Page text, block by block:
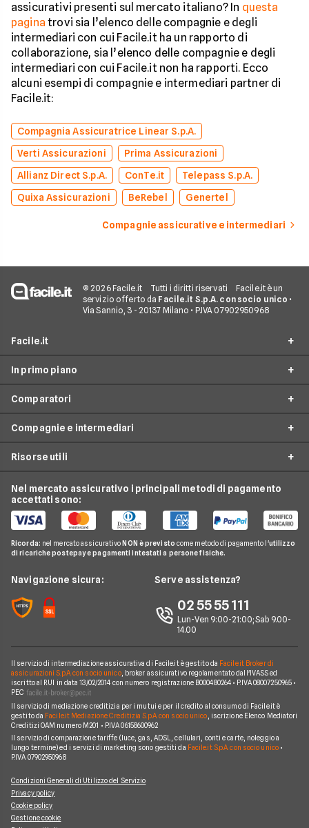
assicurativi presenti sul mercato italiano? In questa
pagina trovi sia l’elenco delle compagnie e degli
intermediari con cui Facile.it ha un rapporto di
collaborazione, sia l’elenco delle compagnie e degli
intermediari con cui Facile.it non ha rapporti. Ecco
alcuni esempi di compagnie e intermediari partner di
Facile.it:
Compagnia Assicuratrice Linear S.p.A.
Verti Assicurazioni
Prima Assicurazioni
Allianz Direct S.p.A.
ConTe.it
Telepass S.p.A.
Quixa Assicurazioni
BeRebel Genertel
Compagnie assicurative e intermediari
© 2026 Facile.it Tutti i diritti riservati
Facile.it è un
servizio offerto da Facile.it S.p.A. con socio unico •
Via Sannio, 3 - 20137 Milano • P.IVA 07902950968
Facile.it
Assicurazioni
Prestiti
Conti e Carte
Telefonia Mobile
Pay TV
Noleggio Lungo Termine
News
Chi siamo
Perché scegliere Facile.it
Mappa del sito
In primo piano
Assicurazioni online
Assicurazione Auto
Assicurazione Moto
Assicurazione Casa
Assicurazione Vita
Assicurazione Mutuo
Assicurazione Avvocati
Assicurazione Infortuni
Assicurazione Autocarro
Comparatori
Preventivo assicurazione auto
Preventivo Assicurazione Moto
Preventivo Assicurazione Casa
Preventivo Assicurazione Vita
Preventivo Assicurazione Viaggio
Compagnie e intermediari
Bene Assicurazioni
ConTe
Genertel
Allianz Direct
Linear
Prima.it
Quixa
UnipolSai
Allianz
Compagnie e intermediari
Risorse utili
Osservatorio Assicurazioni
Guida Assicurazioni
Agenzie Assicurative
Domande Assicurazioni
Glossario Assicurativo
Notizie Assicurazioni
Nel mercato assicurativo i principali metodi di pagamento
accettati sono:
Ricorda: nel mercato assicurativo NON è previsto come metodo di pagamento l'utilizzo
di ricariche postepay e pagamenti intestati a persone fisiche.
Navigazione sicura: Serve assistenza?
02 55 55 111
Lun-Ven 9:00-21:00; Sab 9.00-
14.00
Il servizio di intermediazione assicurativa di Facile.it è gestito da Facile.it Broker di
assicurazioni S.p.A. con socio unico, broker assicurativo regolamentato dall'IVASS ed
iscritto al RUI in data 13/02/2014 con numero registrazione B000480264 • P.IVA 08007250965 •
PEC
Il servizio di mediazione creditizia per i mutui e per il credito al consumo di Facile.it è
gestito da Facile.it Mediazione Creditizia S.p.A. con socio unico , iscrizione Elenco Mediatori
Creditizi OAM numero M201 • P.IVA 06158600962
Il servizio di comparazione tariffe (luce, gas, ADSL, cellulari, conti e carte, noleggio a
lungo termine) ed i servizi di marketing sono gestiti da Facile.it S.p.A. con socio unico•
P.IVA 07902950968
Condizioni Generali di Utilizzo del Servizio
Privacy policy
Cookie policy
Gestione cookie